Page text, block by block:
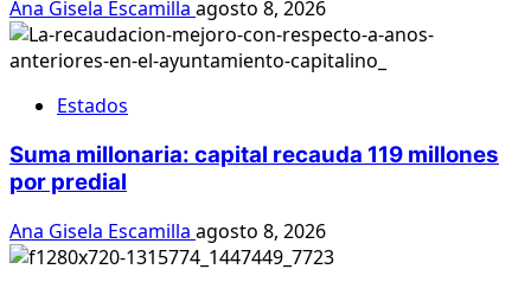
Ana Gisela Escamilla agosto 8, 2026
Estados
Suma millonaria: capital recauda 119 millones
por predial
Ana Gisela Escamilla agosto 8, 2026